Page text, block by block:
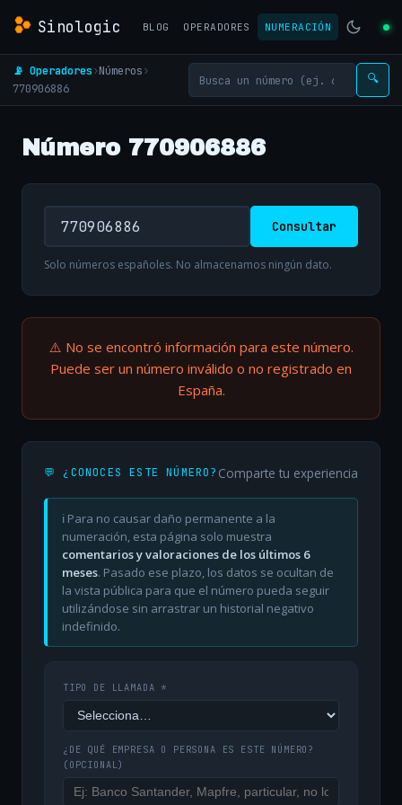
Sinologic BLOG OPERADORES NUMERACIÓN
📡 Operadores›Números›
770906886
🔍
Número 770906886
Consultar
Solo números españoles. No almacenamos ningún dato.
⚠️ No se encontró información para este número.
Puede ser un número inválido o no registrado en
España.
💬 ¿CONOCES ESTE NÚMERO? Comparte tu experiencia
ℹ️ Para no causar daño permanente a la
numeración, esta página solo muestra
comentarios y valoraciones de los últimos 6
meses. Pasado ese plazo, los datos se ocultan de
la vista pública para que el número pueda seguir
utilizándose sin arrastrar un historial negativo
indefinido.
TIPO DE LLAMADA *
¿DE QUÉ EMPRESA O PERSONA ES ESTE NÚMERO?
(OPCIONAL)